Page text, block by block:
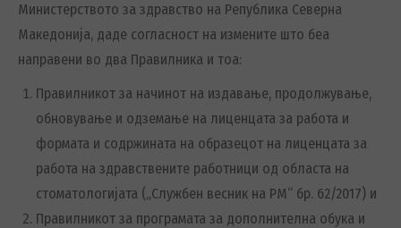
Министерството за здравство на Република Северна
Македонија, даде согласност на измените што беа
направени во два Правилника и тоа:
Правилникот за начинот на издавање, продолжување,
обновување и одземање на лиценцата за работа и
формата и содржината на образецот на лиценцата за
работа на здравствените работници од областа на
стоматологијата („Службен весник на РМ“ бр. 62/2017) и
Правилникот за програмата за дополнителна обука и